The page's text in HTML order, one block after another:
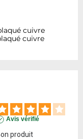
cuivre
cuivre
Avis vérifié
produit